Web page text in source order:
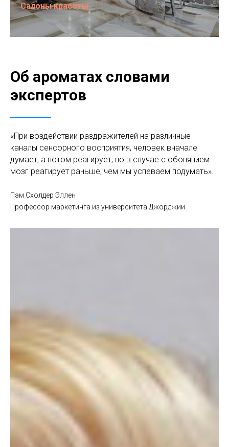
Салоны красоты
Об ароматах словами
экспертов
«При воздействии раздражителей на различные
каналы сенсорного восприятия, человек вначале
думает, а потом реагирует, но в случае с обонянием
мозг реагирует раньше, чем мы успеваем подумать».
Пэм Схолдер Эллен
Профессор маркетинга из университета Джорджии